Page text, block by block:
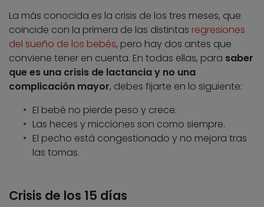
La más conocida es la crisis de los tres meses, que
coincide con la primera de las distintas regresiones
del sueño de los bebés, pero hay dos antes que
conviene tener en cuenta. En todas ellas, para saber
que es una crisis de lactancia y no una
complicación mayor, debes fijarte en lo siguiente:
El bebé no pierde peso y crece.
Las heces y micciones son como siempre.
El pecho está congestionado y no mejora tras
las tomas.
Crisis de los 15 días